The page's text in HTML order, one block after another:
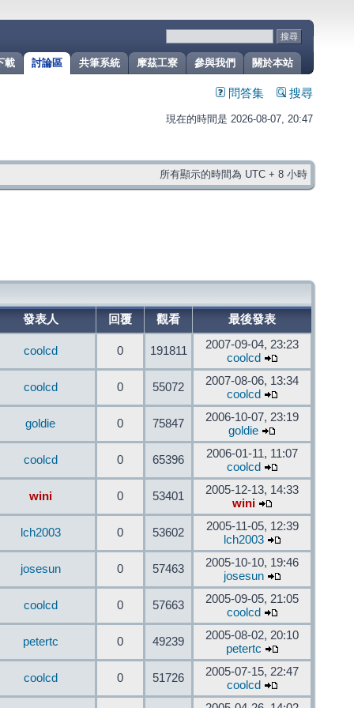
關於本站
參與我們
摩茲工寮
共筆系統
討論區
載
問答集 搜尋
現在的時間是 2026-08-07, 20:47
所有顯示的時間為 UTC + 8 小時
發表人 回覆 觀看 最後發表
coolcd 0 191811
2007-09-04, 23:23
coolcd
coolcd 0 55072
2007-08-06, 13:34
coolcd
goldie 0 75847
2006-10-07, 23:19
goldie
coolcd 0 65396
2006-01-11, 11:07
coolcd
wini 0 53401
2005-12-13, 14:33
wini
lch2003 0 53602
2005-11-05, 12:39
lch2003
josesun 0 57463
2005-10-10, 19:46
josesun
coolcd 0 57663
2005-09-05, 21:05
coolcd
petertc 0 49239
2005-08-02, 20:10
petertc
coolcd 0 51726
2005-07-15, 22:47
coolcd